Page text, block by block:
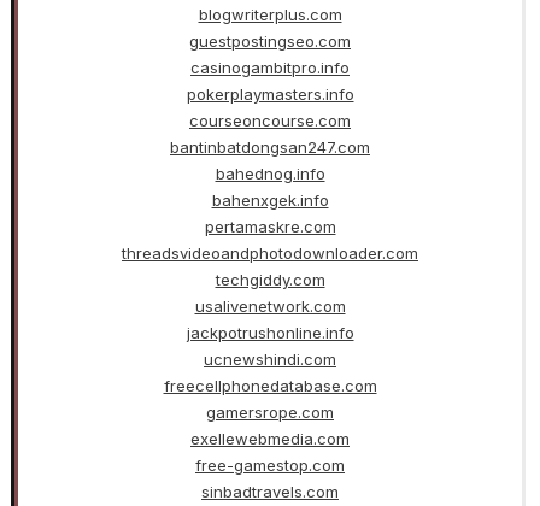
blogwriterplus.com
guestpostingseo.com
casinogambitpro.info
pokerplaymasters.info
courseoncourse.com
bantinbatdongsan247.com
bahednog.info
bahenxgek.info
pertamaskre.com
threadsvideoandphotodownloader.com
techgiddy.com
usalivenetwork.com
jackpotrushonline.info
ucnewshindi.com
freecellphonedatabase.com
gamersrope.com
exellewebmedia.com
free-gamestop.com
sinbadtravels.com